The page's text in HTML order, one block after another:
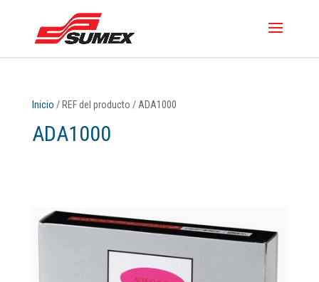
Inicio / REF del producto / ADA1000
ADA1000